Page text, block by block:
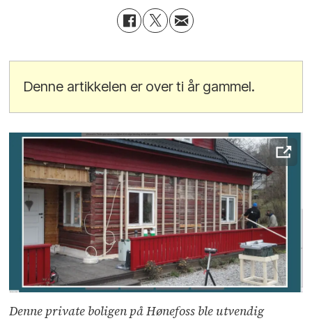
Denne artikkelen er over ti år gammel.
Denne private boligen på Hønefoss ble utvendig